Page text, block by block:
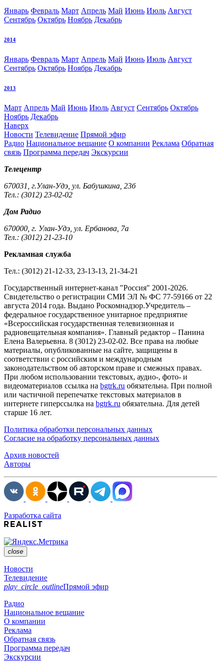
Январь Февраль Март Апрель Май Июнь Июль Август
Сентябрь Октябрь Ноябрь Декабрь
2014
Январь Февраль Март Апрель Май Июнь Июль Август
Сентябрь Октябрь Ноябрь Декабрь
2013
Март Апрель Май Июнь Июль Август Сентябрь Октябрь
Ноябрь Декабрь
Наверх
Новости Телевидение Прямой эфир
Радио Национальное вещание О компании Реклама Обратная
связь Программа передач Экскурсии
Телецентр
670031, г.Улан-Удэ, ул. Бабушкина, 23б
Тел.: (3012) 23-02-02
Дом Радио
670000, г. Улан-Удэ, ул. Ербанова, 7а
Тел.: (3012) 21-23-10
Рекламная служба
Тел.: (3012) 21-12-33, 23-13-13, 21-34-21
Государственный интернет-канал "Россия" 2001-2026.
Cвидетельство о регистрации СМИ ЭЛ № ФС 77-59166 от 22
августа 2014 года. Выдано Роскомнадзор.Учредитель –
федеральное государственное унитарное предприятие
«Всероссийская государственная телевизионная и
радиовещательная компания». Главный редактор – Панина
Елена Валерьевна. 8 (3012) 23-02-02. Все права на любые
материалы, опубликованные на сайте, защищены в
соответствии с российским и международным
законодательством об авторском праве и смежных правах.
При любом использовании текстовых, аудио-, фото- и
видеоматериалов ссылка на bgtrk.ru обязательна. При полной
или частичной перепечатке текстовых материалов в
интернете гиперссылка на bgtrk.ru обязательна. Для детей
старше 16 лет.
Политика обработки персональных данных
Согласие на обработку персональных данных
Архив новостей
Авторы
Разработка сайта
close
Новости
Телевидение
play_circle_outlineПрямой эфир
Радио
Национальное вещание
О компании
Реклама
Обратная связь
Программа передач
Экскурсии